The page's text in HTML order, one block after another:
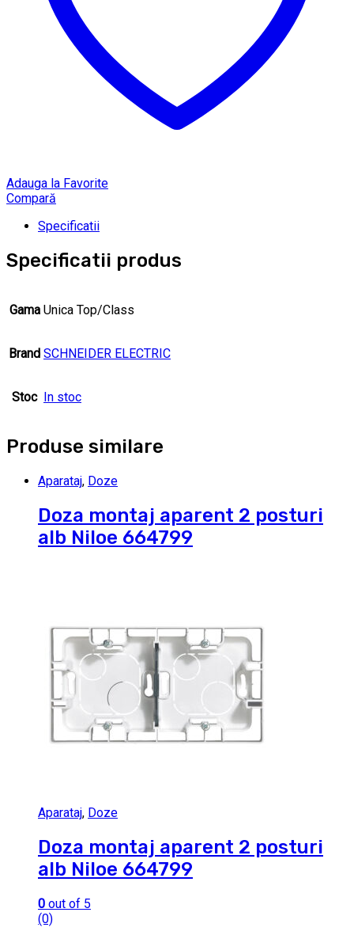
Adauga la Favorite
Compară
Specificatii
Specificatii produs
Gama Unica Top/Class
Brand SCHNEIDER ELECTRIC
Stoc In stoc
Produse similare
Aparataj, Doze
Doza montaj aparent 2 posturi
alb Niloe 664799
Aparataj, Doze
Doza montaj aparent 2 posturi
alb Niloe 664799
0 out of 5
(0)